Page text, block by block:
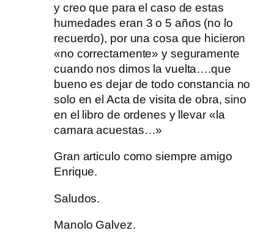
y creo que para el caso de estas
humedades eran 3 o 5 años (no lo
recuerdo), por una cosa que hicieron
«no correctamente» y seguramente
cuando nos dimos la vuelta….que
bueno es dejar de todo constancia no
solo en el Acta de visita de obra, sino
en el libro de ordenes y llevar «la
camara acuestas…»
Gran articulo como siempre amigo
Enrique.
Saludos.
Manolo Galvez.